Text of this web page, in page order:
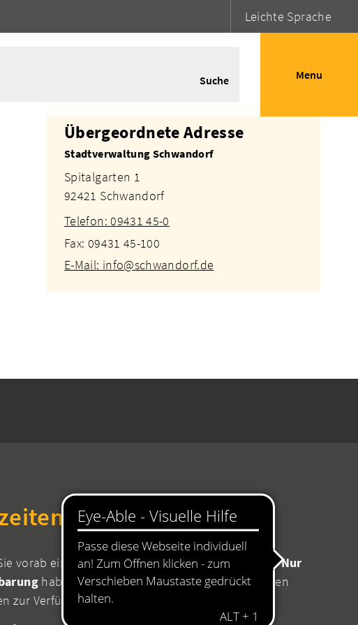
Leichte Sprache
Suche Menu
Übergeordnete Adresse
Stadtverwaltung Schwandorf
Spitalgarten 1
92421 Schwandorf
Telefon: 09431 45-0
Fax: 09431 45-100
E-Mail: info@schwandorf.de
Rathaus
vorab einen Termin mit Ihrer zuständigen Stelle!Nur
haben Sie die Sicherheit, dass für Ihr Anliegen
zur Verfügung stehen.